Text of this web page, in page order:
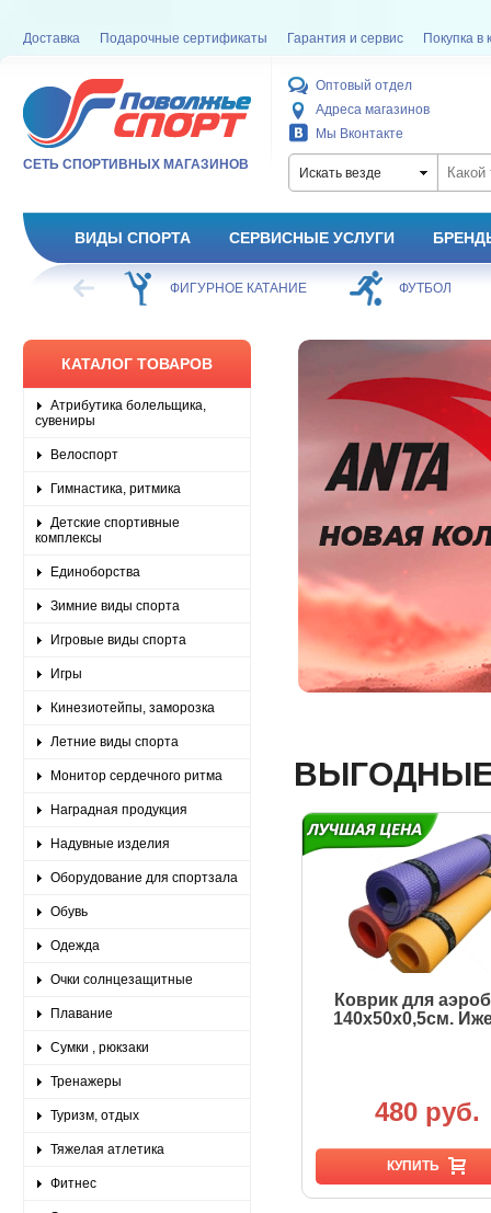
Доставка Подарочные сертификаты Гарантия и сервис Покупка в
СЕТЬ СПОРТИВНЫХ МАГАЗИНОВ
Оптовый отдел
Адреса магазинов
Мы Вконтакте
Искать везде
ВИДЫ СПОРТА СЕРВИСНЫЕ УСЛУГИ
ХОККЕЙ ФИГУРНОЕ КАТАНИЕ ФУТБОЛ
КАТАЛОГ ТОВАРОВ
Атрибутика болельщика,
сувениры
Велоспорт
Гимнастика, ритмика
Детские спортивные
комплексы
Единоборства
Зимние виды спорта
Игровые виды спорта
Игры
Кинезиотейпы, заморозка
Летние виды спорта
Монитор сердечного ритма
Наградная продукция
Надувные изделия
Оборудование для спортзала
Обувь
Одежда
Очки солнцезащитные
Плавание
Сумки , рюкзаки
Тренажеры
Туризм, отдых
Тяжелая атлетика
Фитнес
арт.LTP-3654/38
4 490 руб.
Коврик для
140х50х0,5см.
480 руб.
КУПИТЬ